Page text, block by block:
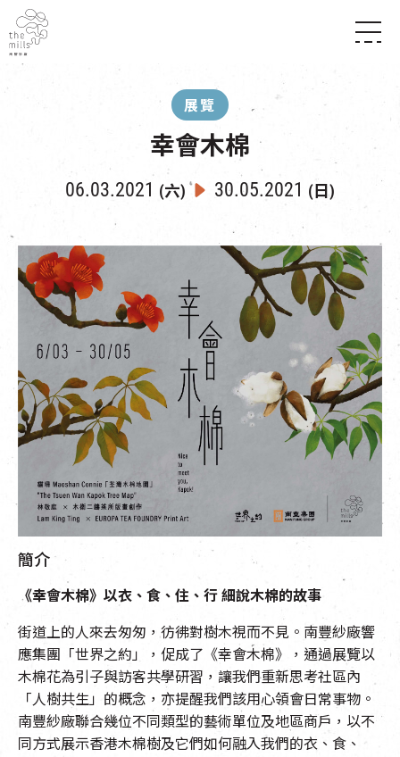
所有活動
世界之約
導賞團
體驗
景點
走進南豐紗廠
CHAT六廠
南豐作坊
到訪我們
開放時間及位置
穿梭巴士服務
停車場
NF TOUCH
EN | 簡
展覽
幸會木棉
06.03.2021 (六) 30.05.2021 (日)
簡介
《幸會木棉》以衣、食、住、行 細說木棉的故事
街道上的人來去匆匆，彷彿對樹木視而不見。南豐紗廠響
應集團「世界之約」，促成了《幸會木棉》，通過展覽以
木棉花為引子與訪客共學研習，讓我們重新思考社區內
「人樹共生」的概念，亦提醒我們該用心領會日常事物。
南豐紗廠聯合幾位不同類型的藝術單位及地區商戶，以不
同方式展示香港木棉樹及它們如何融入我們的衣、食、